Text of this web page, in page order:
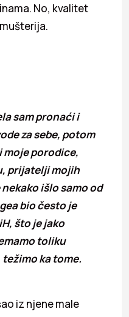
No, kvalitet
sam pronaći i
za sebe, potom
moje porodice,
prijatelji mojih
išlo samo od
bio često je
što je jako
toliku
ka tome.
iz njene male